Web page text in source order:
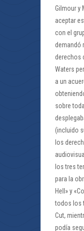
Gilmour y
aceptar
con el
demandó
derechos
Waters
a un
sobre
(incluido
los
los tres
para la
Hell» y
todos los
Cut,
podía